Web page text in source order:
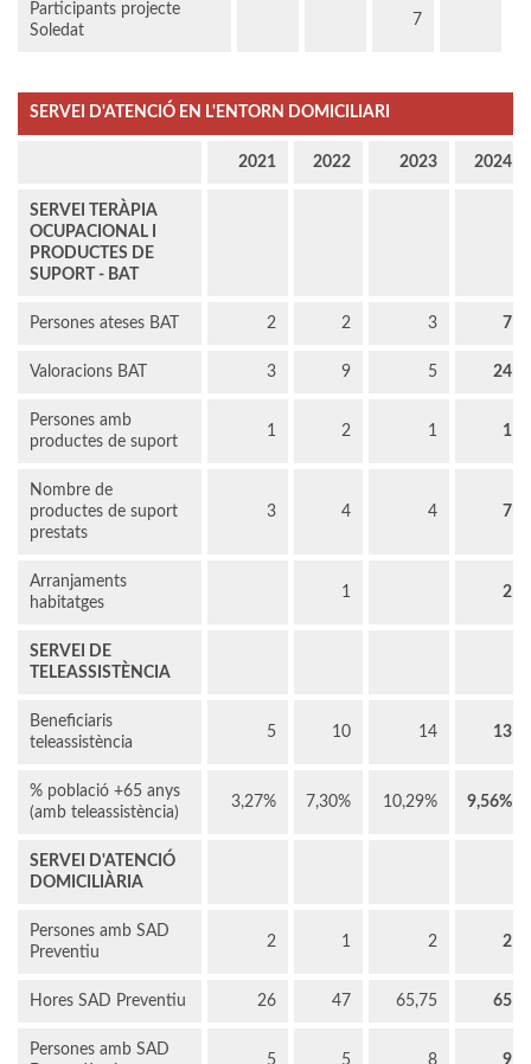
Participants projecte
Soledat
7
SERVEI D'ATENCIÓ EN L'ENTORN DOMICILIARI
2021 2022 2023 2024
SERVEI TERÀPIA
OCUPACIONAL I
PRODUCTES DE
SUPORT - BAT
Persones ateses BAT 2 2 3 7
Valoracions BAT 3 9 5 24
Persones amb
productes de suport
1 2 1 1
Nombre de
productes de suport
prestats
3 4 4 7
Arranjaments
habitatges
1 2
SERVEI DE
TELEASSISTÈNCIA
Beneficiaris
teleassistència
5 10 14 13
% població +65 anys
(amb teleassistència)
3,27% 7,30% 10,29% 9,56%
SERVEI D'ATENCIÓ
DOMICILIÀRIA
Persones amb SAD
Preventiu
2 1 2 2
Hores SAD Preventiu 26 47 65,75 65
Persones amb SAD